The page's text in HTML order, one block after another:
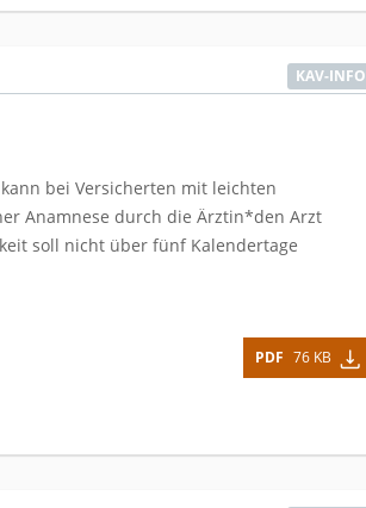
KAV-INFO
bei Versicherten mit leichten
Anamnese durch die Ärztin*den Arzt
soll nicht über fünf Kalendertage
PDF 76 KB